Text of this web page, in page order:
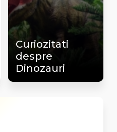
Curiozitati
despre
Dinozauri